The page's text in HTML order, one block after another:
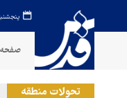
پنجشنبه ۱۵ مرداد
تحولات منطقه